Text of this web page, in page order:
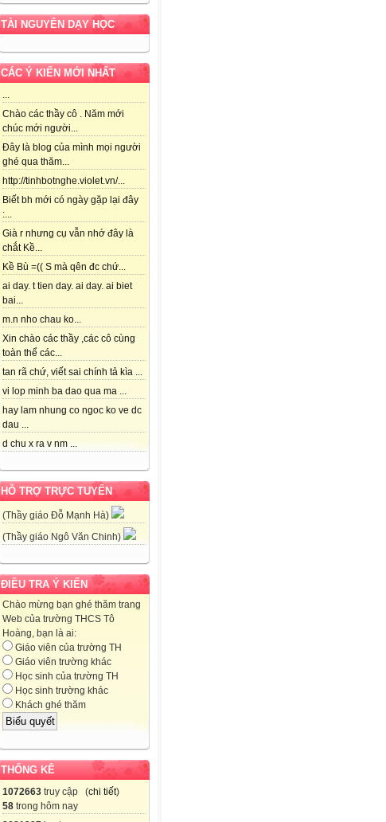
TÀI NGUYÊN DẠY HỌC
CÁC Ý KIẾN MỚI NHẤT
...
Chào các thầy cô . Năm mới
chúc mới người...
Đây là blog của mình mọi người
ghé qua thăm...
http://tinhbotnghe.violet.vn/...
Biết bh mới có ngày gặp lại đây
:...
Già r nhưng cụ vẫn nhớ đây là
chắt Kề...
Kề Bù =(( S mà qên đc chứ...
ai day. t tien day. ai day. ai biet
bai...
m.n nho chau ko...
Xin chào các thầy ,các cô cùng
toàn thể các...
tan rã chứ, viết sai chính tả kìa ...
vi lop minh ba dao qua ma ...
hay lam nhung co ngoc ko ve dc
dau ...
d chu x ra v nm ...
HỖ TRỢ TRỰC TUYẾN
(Thầy giáo Đỗ Mạnh Hà)
(Thầy giáo Ngô Văn Chinh)
ĐIỀU TRA Ý KIẾN
Chào mừng bạn ghé thăm trang
Web của trường THCS Tô
Hoàng, bạn là ai:
Giáo viên của trường TH
Giáo viên trường khác
Học sinh của trường TH
Học sinh trường khác
Khách ghé thăm
THỐNG KÊ
1072663 truy cập (chi tiết)
58 trong hôm nay